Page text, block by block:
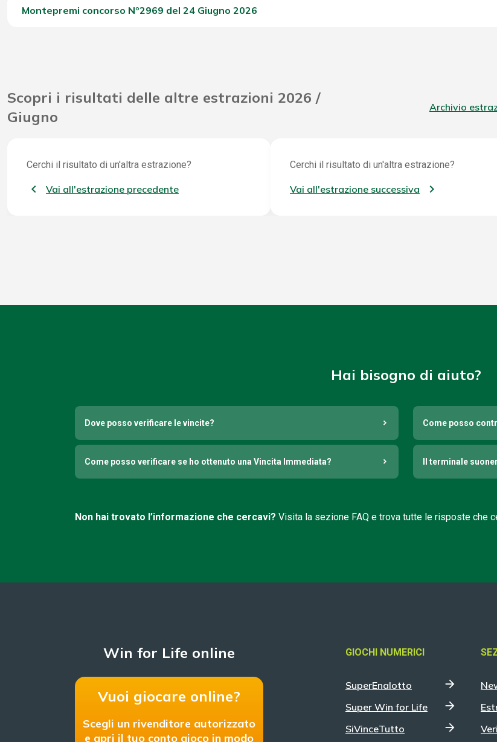
Montepremi concorso Nº2969 del 24 Giugno 2026
Scopri i risultati delle altre estrazioni 2026 /
Giugno
Archivio
Cerchi il risultato di un'altra estrazione?
Vai all'estrazione precedente
Cerchi il risultato di un'altra estrazione?
Vai all'estrazione successiva
Hai bisogno di aiuto?
Dove posso verificare le vincite? Come posso
Come posso verificare se ho ottenuto una Vincita Immediata? Il terminale
Non hai trovato l’informazione che cercavi? Visita la sezione FAQ e trova tutte le risposte che
Win for Life online
Vuoi giocare online?
Scegli un rivenditore autorizzato
e apri il tuo conto gioco in modo
GIOCHI NUMERICI
SuperEnalotto
Super Win for Life
SiVinceTutto